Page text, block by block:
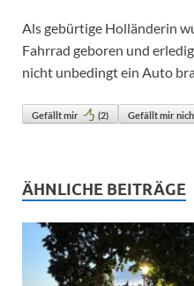
Als gebürtige Holländerin
Fahrrad geboren und
nicht unbedingt ein Auto
Gefällt mir (2) Gefällt mir
ÄHNLICHE BEITRÄGE